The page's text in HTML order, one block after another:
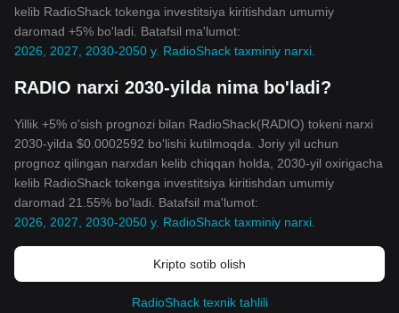
kelib RadioShack tokenga investitsiya kiritishdan umumiy
daromad +5% bo'ladi. Batafsil ma'lumot:
2026, 2027, 2030-2050 y. RadioShack taxminiy narxi
RADIO narxi 2030-yilda nima bo'ladi?
Yillik +5% o'sish prognozi bilan RadioShack(RADIO) tokeni narxi
2030-yilda $0.0002592 bo'lishi kutilmoqda. Joriy yil uchun
prognoz qilingan narxdan kelib chiqqan holda, 2030-yil oxirigacha
kelib RadioShack tokenga investitsiya kiritishdan umumiy
daromad 21.55% bo'ladi. Batafsil ma'lumot:
2026, 2027, 2030-2050 y. RadioShack taxminiy narxi
Kripto sotib olish
RadioShack texnik tahlili